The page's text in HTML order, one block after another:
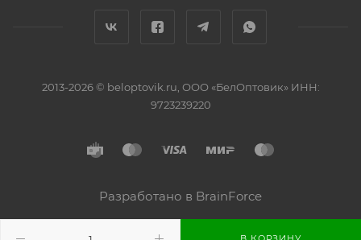
2013-2026 © beloptovik.ru, ООО «БелОптовик» ИНН:
9723239220
Разработано в BrainForce